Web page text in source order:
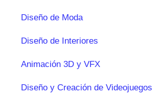
Diseño de Moda
Diseño de Interiores
Animación 3D y VFX
Diseño y Creación de Videojuegos